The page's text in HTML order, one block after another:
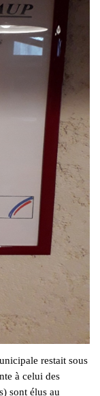
restait sous
à celui des
sont élus au